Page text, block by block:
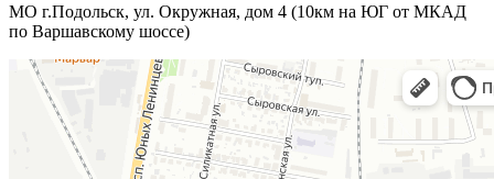
МО г.Подольск, ул. Окружная, дом 4 (10км на ЮГ от МКАД
по Варшавскому шоссе)